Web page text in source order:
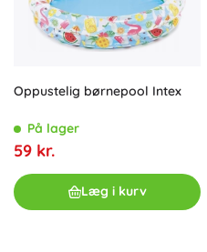
Oppustelig børnepool Intex
På lager
59 kr.
Læg i kurv